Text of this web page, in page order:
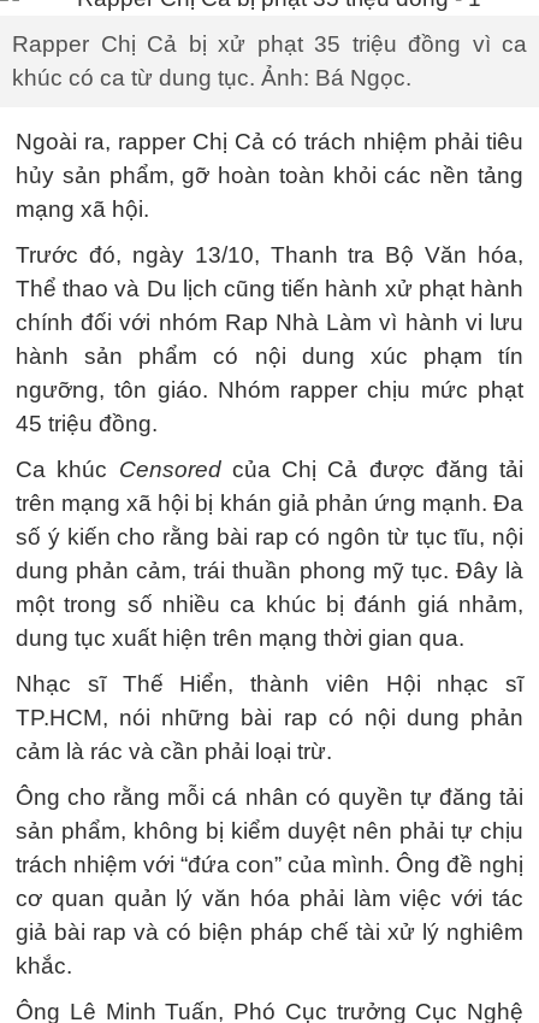
Rapper Chị Cả bị xử phạt 35 triệu đồng vì ca
khúc có ca từ dung tục. Ảnh: Bá Ngọc.
Ngoài ra, rapper Chị Cả có trách nhiệm phải tiêu
hủy sản phẩm, gỡ hoàn toàn khỏi các nền tảng
mạng xã hội.
Trước đó, ngày 13/10, Thanh tra Bộ Văn hóa,
Thể thao và Du lịch cũng tiến hành xử phạt hành
chính đối với nhóm Rap Nhà Làm vì hành vi lưu
hành sản phẩm có nội dung xúc phạm tín
ngưỡng, tôn giáo. Nhóm rapper chịu mức phạt
45 triệu đồng.
Ca khúc Censored của Chị Cả được đăng tải
trên mạng xã hội bị khán giả phản ứng mạnh. Đa
số ý kiến cho rằng bài rap có ngôn từ tục tĩu, nội
dung phản cảm, trái thuần phong mỹ tục. Đây là
một trong số nhiều ca khúc bị đánh giá nhảm,
dung tục xuất hiện trên mạng thời gian qua.
Nhạc sĩ Thế Hiển, thành viên Hội nhạc sĩ
TP.HCM, nói những bài rap có nội dung phản
cảm là rác và cần phải loại trừ.
Ông cho rằng mỗi cá nhân có quyền tự đăng tải
sản phẩm, không bị kiểm duyệt nên phải tự chịu
trách nhiệm với “đứa con” của mình. Ông đề nghị
cơ quan quản lý văn hóa phải làm việc với tác
giả bài rap và có biện pháp chế tài xử lý nghiêm
khắc.
Ông Lê Minh Tuấn, Phó Cục trưởng Cục Nghệ